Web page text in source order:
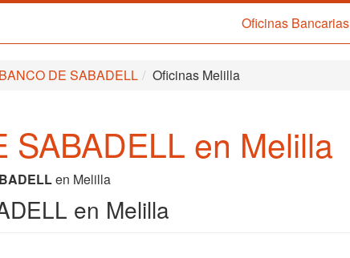
Oficinas Bancarias
DE SABADELL Oficinas Melilla
en Melilla
en Melilla
en Melilla